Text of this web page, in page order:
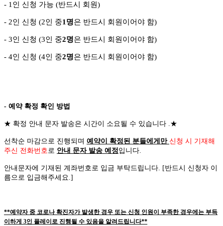
- 1인 신청 가능 (반드시 회원)
- 2인 신청 (2인 중1명은 반드시 회원이어야 함)
- 3인 신청 (3인 중2명은 반드시 회원이어야 함)
- 4인 신청 (4인 중2명은 반드시 회원이어야 함)
- 예약 확정 확인 방법
★ 확정 안내 문자 발송은 시간이 소요될 수 있습니다 .★
선착순 마감으로 진행되며 예약이 확정된 분들에게만 신청 시 기재해
주신 전화번호로 안내 문자 발송 예정입니다.
안내문자에 기재된 계좌번호로 입금 부탁드립니다. [반드시 신청자 이
름으로 입금해주세요.]
**예약자 중 코로나 확진자가 발생한 경우 또는 신청 인원이 부족한 경우에는 부득
이하게 3인 플레이로 진행될 수 있음을 알려드립니다**